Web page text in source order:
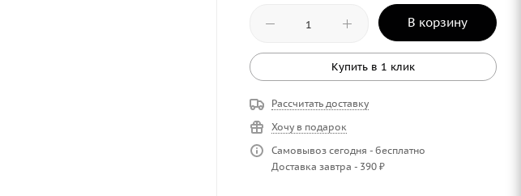
В корзину
Купить в 1 клик
Рассчитать доставку
Хочу в подарок
Самовывоз сегодня - бесплатно
Доставка завтра - 390 ₽